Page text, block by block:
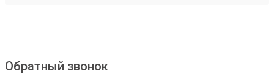
Обратный звонок